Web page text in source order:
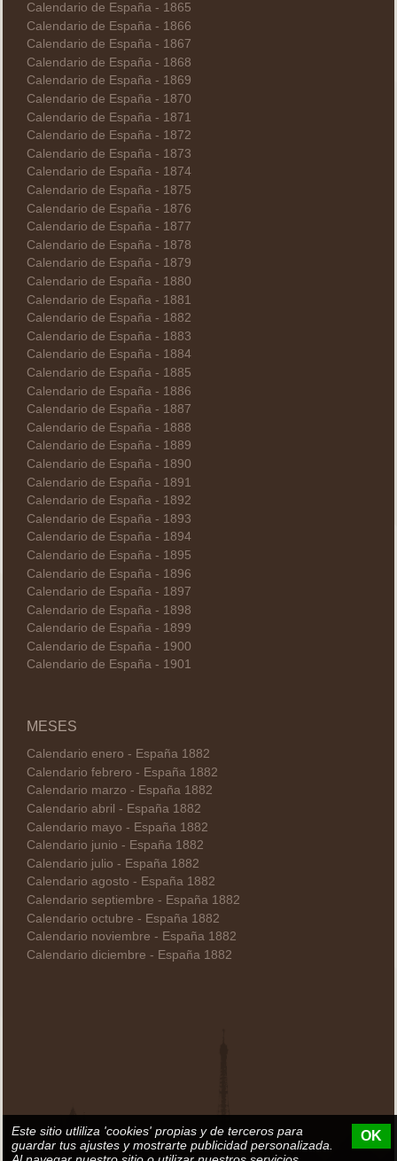
Calendario de España - 1865
Calendario de España - 1866
Calendario de España - 1867
Calendario de España - 1868
Calendario de España - 1869
Calendario de España - 1870
Calendario de España - 1871
Calendario de España - 1872
Calendario de España - 1873
Calendario de España - 1874
Calendario de España - 1875
Calendario de España - 1876
Calendario de España - 1877
Calendario de España - 1878
Calendario de España - 1879
Calendario de España - 1880
Calendario de España - 1881
Calendario de España - 1882
Calendario de España - 1883
Calendario de España - 1884
Calendario de España - 1885
Calendario de España - 1886
Calendario de España - 1887
Calendario de España - 1888
Calendario de España - 1889
Calendario de España - 1890
Calendario de España - 1891
Calendario de España - 1892
Calendario de España - 1893
Calendario de España - 1894
Calendario de España - 1895
Calendario de España - 1896
Calendario de España - 1897
Calendario de España - 1898
Calendario de España - 1899
Calendario de España - 1900
Calendario de España - 1901
MESES
Calendario enero - España 1882
Calendario febrero - España 1882
Calendario marzo - España 1882
Calendario abril - España 1882
Calendario mayo - España 1882
Calendario junio - España 1882
Calendario julio - España 1882
Calendario agosto - España 1882
Calendario septiembre - España 1882
Calendario octubre - España 1882
Calendario noviembre - España 1882
Calendario diciembre - España 1882
Este sitio utliliza 'cookies' propias y de terceros para
guardar tus ajustes y mostrarte publicidad personalizada.
OK